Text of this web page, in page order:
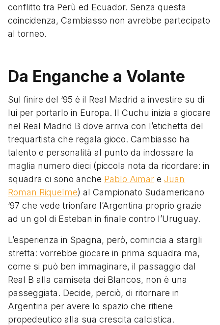
conflitto tra Perù ed Ecuador. Senza questa
coincidenza, Cambiasso non avrebbe partecipato
al torneo.
Da Enganche a Volante
Sul finire del ‘95 è il Real Madrid a investire su di
lui per portarlo in Europa. Il Cuchu inizia a giocare
nel Real Madrid B dove arriva con l’etichetta del
trequartista che regala gioco. Cambiasso ha
talento e personalità al punto da indossare la
maglia numero dieci (piccola nota da ricordare: in
squadra ci sono anche Pablo Aimar e Juan
Roman Riquelme) al Campionato Sudamericano
‘97 che vede trionfare l’Argentina proprio grazie
ad un gol di Esteban in finale contro l’Uruguay.
L’esperienza in Spagna, però, comincia a stargli
stretta: vorrebbe giocare in prima squadra ma,
come si può ben immaginare, il passaggio dal
Real B alla camiseta dei Blancos, non è una
passeggiata. Decide, perciò, di ritornare in
Argentina per avere lo spazio che ritiene
propedeutico alla sua crescita calcistica.